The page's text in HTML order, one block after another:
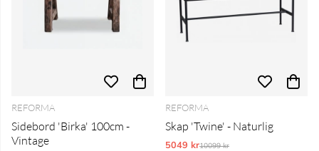
REFORMA
Sidebord 'Birka' 100cm -
Vintage
REFORMA
Skap 'Twine' - Naturlig
5049 krVanlig pris:
10099 kr